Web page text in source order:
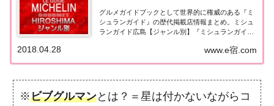
グルメガイドブックとして世界的に権威のある『ミ
シュランガイド』の歴代掲載店情報まとめ。ミシュ
ランガイド広島【ジャンル別】『ミシュランガイド
元：）ミシュランガイド広島2018広島レストラン
www.e宿.com
2018.04.28
※ビブグルマンとは？＝星は付かないながらコ